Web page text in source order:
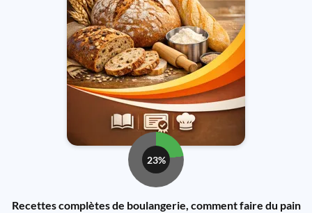
23%
Recettes complètes de boulangerie, comment faire du pain